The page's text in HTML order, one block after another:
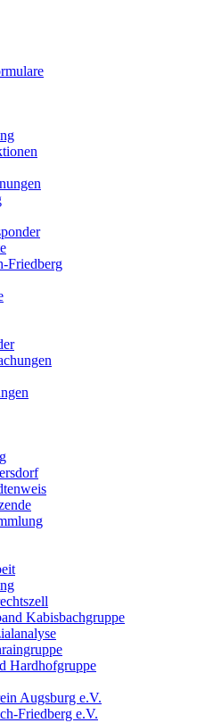
Friedberg
Kabisbachgruppe
Hardhofgruppe
Augsburg e.V.
Friedberg e.V.